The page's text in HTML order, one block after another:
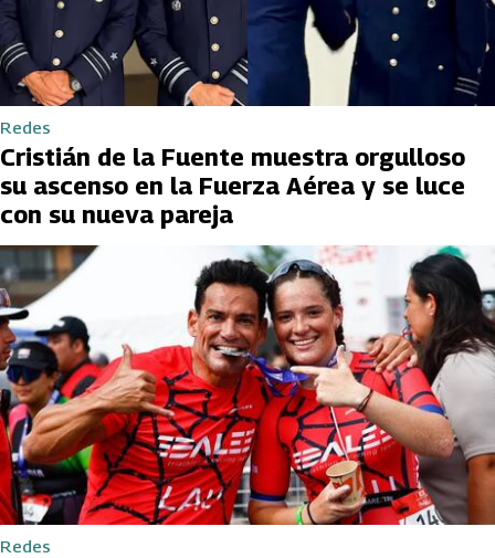
Redes
Cristián de la Fuente muestra orgulloso
su ascenso en la Fuerza Aérea y se luce
con su nueva pareja
Redes